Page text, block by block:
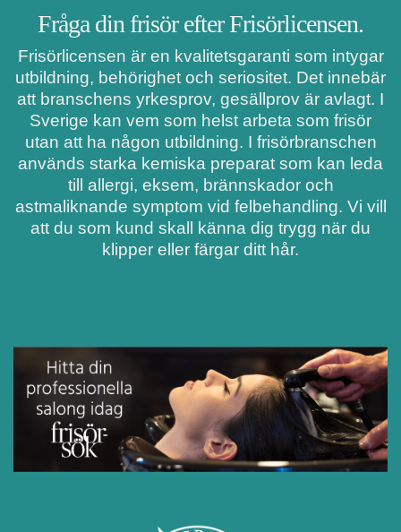
Fråga din frisör efter Frisörlicensen.
Frisörlicensen är en kvalitetsgaranti som intygar
utbildning, behörighet och seriositet. Det innebär
att branschens yrkesprov, gesällprov är avlagt. I
Sverige kan vem som helst arbeta som frisör
utan att ha någon utbildning. I frisörbranschen
används starka kemiska preparat som kan leda
till allergi, eksem, brännskador och
astmaliknande symptom vid felbehandling. Vi vill
att du som kund skall känna dig trygg när du
klipper eller färgar ditt hår.